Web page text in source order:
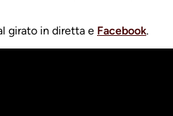
girato in diretta e Facebook.